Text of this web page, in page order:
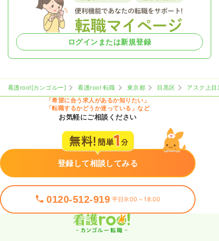
ログインまたは新規登録
看護roo![カンゴルー] 看護roo! 転職 東京都 目黒区
アスク上
「希望に合う求人があるか知りたい」
「転職するかどうか迷っている」など
お気軽にご相談ください
登録して相談してみる
0120-512-919 平日9:00～18:00